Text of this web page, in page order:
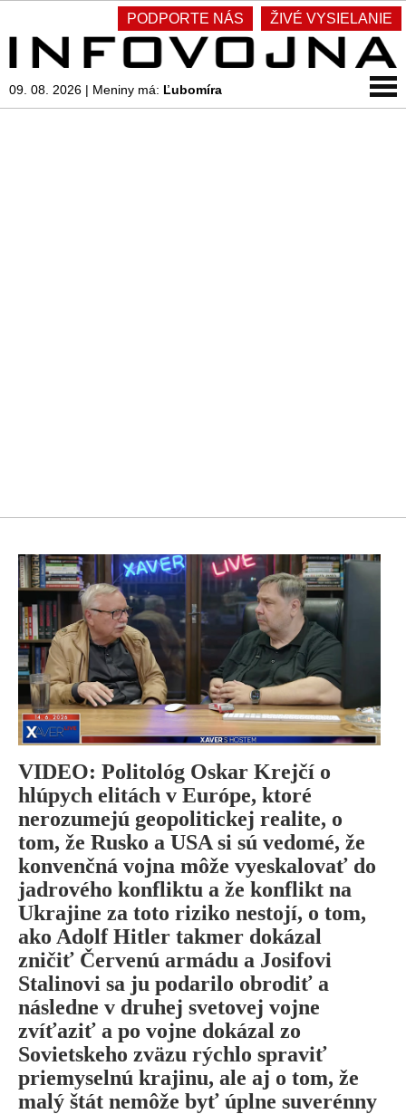
PODPORTE NÁS ŽIVÉ VYSIELANIE
09. 08. 2026 | Meniny má: Ľubomíra
VIDEO: Politológ Oskar Krejčí o
hlúpych elitách v Európe, ktoré
nerozumejú geopolitickej realite, o
tom, že Rusko a USA si sú vedomé, že
konvenčná vojna môže vyeskalovať do
jadrového konfliktu a že konflikt na
Ukrajine za toto riziko nestojí, o tom,
ako Adolf Hitler takmer dokázal
zničiť Červenú armádu a Josifovi
Stalinovi sa ju podarilo obrodiť a
následne v druhej svetovej vojne
zvíťaziť a po vojne dokázal zo
Sovietskeho zväzu rýchlo spraviť
priemyselnú krajinu, ale aj o tom, že
malý štát nemôže byť úplne suverénny